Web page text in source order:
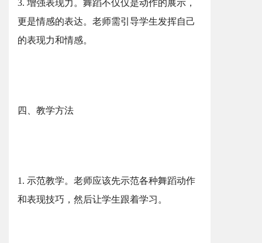
3. 增强表现力。舞蹈不仅仅是动作的展示，
更是情感的表达。老师需引导学生发挥自己
的表现力和情感。
四、教学方法
1. 示范教学。老师应该先示范各种舞蹈动作
和表现技巧，然后让学生跟着学习。